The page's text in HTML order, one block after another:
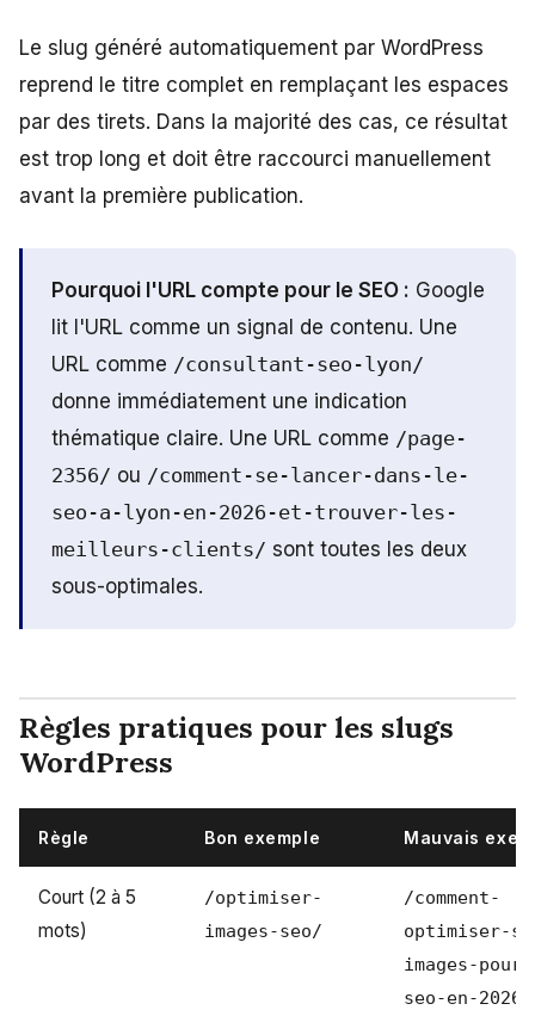
Le slug généré automatiquement par WordPress
reprend le titre complet en remplaçant les espaces
par des tirets. Dans la majorité des cas, ce résultat
est trop long et doit être raccourci manuellement
avant la première publication.
Pourquoi l'URL compte pour le SEO : Google
lit l'URL comme un signal de contenu. Une
URL comme /consultant-seo-lyon/
donne immédiatement une indication
thématique claire. Une URL comme /page-
2356/ ou /comment-se-lancer-dans-le-
seo-a-lyon-en-2026-et-trouver-les-
meilleurs-clients/ sont toutes les deux
sous-optimales.
Règles pratiques pour les slugs
WordPress
Règle Bon exemple Mauvais
Court (2 à 5
mots)
/optimiser-
images-seo/
/comment-
optimiser-
images-
seo-en-2026/